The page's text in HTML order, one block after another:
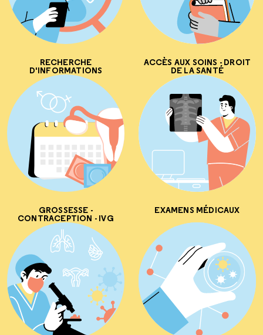
RECHERCHE
D'INFORMATIONS
ACCÈS AUX SOINS - DROIT
DE LA SANTÉ
GROSSESSE -
CONTRACEPTION - IVG
EXAMENS MÉDICAUX